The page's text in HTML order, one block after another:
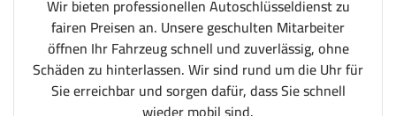
Wir bieten professionellen Autoschlüsseldienst zu
fairen Preisen an. Unsere geschulten Mitarbeiter
öffnen Ihr Fahrzeug schnell und zuverlässig, ohne
Schäden zu hinterlassen. Wir sind rund um die Uhr für
Sie erreichbar und sorgen dafür, dass Sie schnell